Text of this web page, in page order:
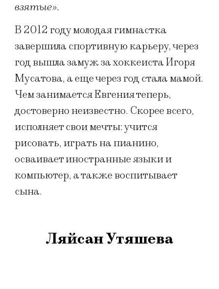
взятые».
В 2012 году молодая гимнастка
завершила спортивную карьеру, через
год вышла замуж за хоккеиста Игоря
Мусатова, а еще через год стала мамой.
Чем занимается Евгения теперь,
достоверно неизвестно. Скорее всего,
исполняет свои мечты: учится
рисовать, играть на пианино,
осваивает иностранные языки и
компьютер, а также воспитывает
сына.
Ляйсан Утяшева